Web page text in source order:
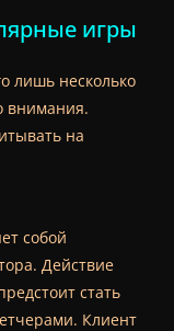
игры
лишь несколько
внимания.
на
собой
Действие
стать
Клиент